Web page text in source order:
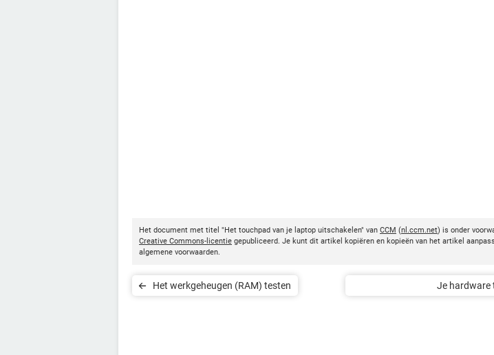
Het document met titel "Het touchpad van je laptop uitschakelen" van CCM (nl.ccm.net) is onder
Creative Commons-licentie gepubliceerd. Je kunt dit artikel kopiëren en kopieën van het artikel
algemene voorwaarden.
Het werkgeheugen (RAM) testen
Je hardware